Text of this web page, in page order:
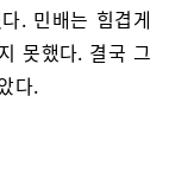
. 민배는 힘겹게
못했다. 결국 그
다.